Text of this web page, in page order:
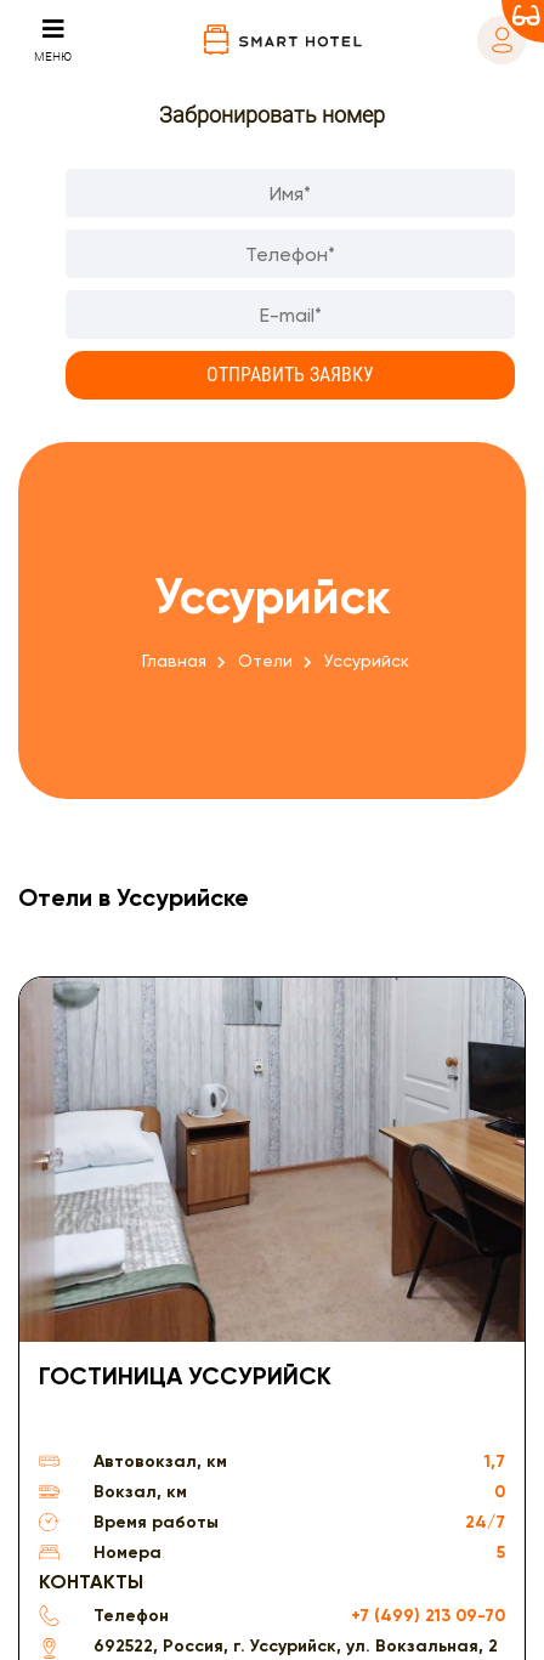
МЕНЮ
Забронировать номер
Уссурийск
Главная Отели Уссурийск
Отели в Уссурийске
ГОСТИНИЦА УССУРИЙСК
Автовокзал, км
1,7
Вокзал, км
0
Время работы
24/7
Номера
5
КОНТАКТЫ
Телефон
+7 (499) 213 09-70
692522, Россия, г. Уссурийск, ул. Вокзальная, 2